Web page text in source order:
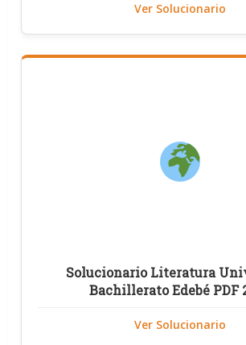
Ver Solucionario
Solucionario Literatura
Bachillerato Edebé PDF
Ver Solucionario